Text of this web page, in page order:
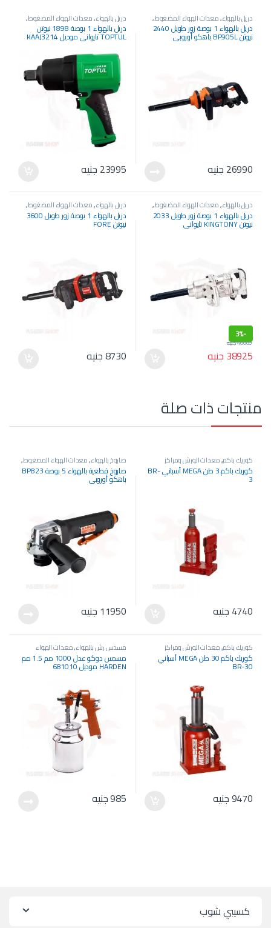
دريل بالهواء,معدات الهواء المضغوط,
معدات الورش ومراكز الخدمة دريل بالهواء 1 بوصة زور طويل 2440
نيوتن BP905L باهكو أوروبي
26990 جنيه
دريل بالهواء,معدات الهواء المضغوط,
معدات الورش ومراكز الخدمةدريل بالهواء 1 بوصة 1898 نيوتن
TOPTUL تايواني موديل KAAJ3214
23995 جنيه
دريل بالهواء,معدات الهواء المضغوط,
معدات الورش ومراكز الخدمة دريل بالهواء 1 بوصة زور طويل 2033
نيوتن KINGTONY تايواني
-
3%
38925 جنيه
40000جنيه
دريل بالهواء,معدات الهواء المضغوط,
معدات الورش ومراكز الخدمة دريل بالهواء 1 بوصة زور طويل 3600
نيوتن FORE
8730جنيه
منتجات ذات صلة
كوريك باكم,معدات الورش ومراكز
الخدمة,معدات هيدروليك كوريك باكم 3 طن MEGA أسباني BR-
3
4740 جنيه
صاروخ بالهواء,معدات الهواء المضغوط,
معدات الورش ومراكز الخدمة صاروخ قطعية بالهواء 5 بوصة BP823
باهكو أوروبي
11950 جنيه
كوريك باكم,معدات الورش ومراكز
الخدمة,معدات هيدروليك كوريك باكم 30 طن MEGA أسباني
BR-30
9470جنيه
مسدس رش بالهواء,معدات الهواء
المضغوط,معدات الورش ومراكز الخدمةمسدس دوكو عدل 1000 مم 1.5 مم
HARDEN موديل 681010
985جنيه
كسيبي شوب